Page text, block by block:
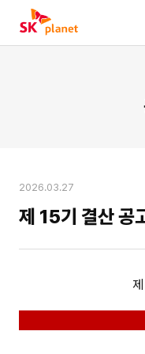
2026.03.27
제 15기 결산 공